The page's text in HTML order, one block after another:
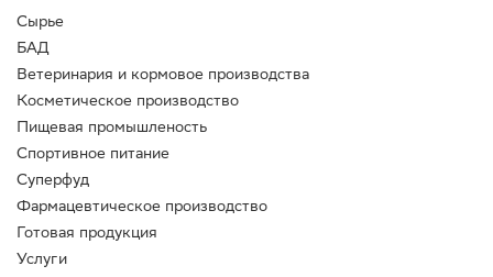
Сырье
БАД
Ветеринария и кормовое производства
Косметическое производство
Пищевая промышленость
Спортивное питание
Суперфуд
Фармацевтическое производство
Готовая продукция
Услуги